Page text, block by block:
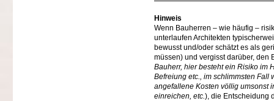
Hinweis
Wenn Bauherren – wie häufig –
unterlaufen Architekten
bewusst und/oder schätzt es als
müssen) und vergisst darüber, den
Bauherr, hier besteht ein Risiko im
Befreiung etc., im schlimmsten
angefallene Kosten völlig umsonst
einreichen, etc.), die Entscheidung